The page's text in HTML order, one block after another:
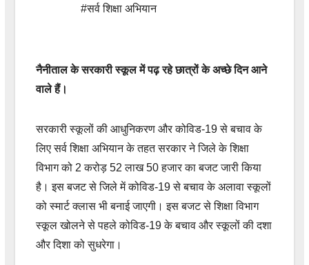
#सर्व शिक्षा अभियान
नैनीताल के सरकारी स्कूल में पढ़ रहे छात्रों के अच्छे दिन आने
वाले हैं।
सरकारी स्कूलों की आधुनिकरण और कोविड-19 से बचाव के
लिए सर्व शिक्षा अभियान के तहत सरकार ने जिले के शिक्षा
विभाग को 2 करोड़ 52 लाख 50 हजार का बजट जारी किया
है। इस बजट से जिले में कोविड-19 से बचाव के अलावा स्कूलों
को स्मार्ट क्लास भी बनाई जाएगी। इस बजट से शिक्षा विभाग
स्कूल खोलने से पहले कोविड-19 के बचाव और स्कूलों की दशा
और दिशा को सुधरेगा।